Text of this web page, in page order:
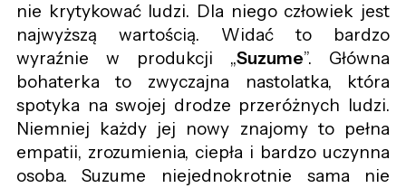
nie krytykować ludzi. Dla niego człowiek jest
najwyższą wartością. Widać to bardzo
wyraźnie w produkcji „Suzume”. Główna
bohaterka to zwyczajna nastolatka, która
spotyka na swojej drodze przeróżnych ludzi.
Niemniej każdy jej nowy znajomy to pełna
empatii, zrozumienia, ciepła i bardzo uczynna
osoba. Suzume niejednokrotnie sama nie